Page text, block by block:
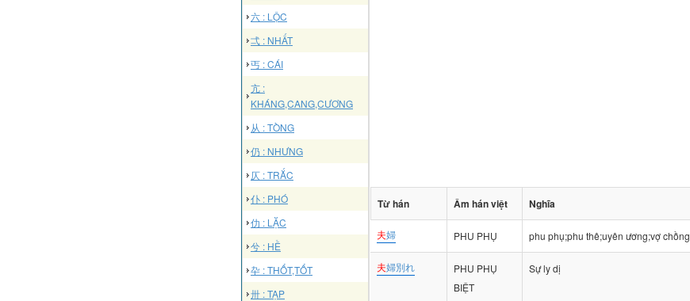
六 : LỘC
弌 : NHẤT
丐 : CÁI
亢 :
KHÁNG,CANG,CƯƠNG
从 : TÒNG
仍 : NHƯNG
仄 : TRẮC
仆 : PHÓ
仂 : LẶC
兮 : HỀ
卆 : THỐT,TỐT
卅 : TẠP
Từ hán Âm hán việt Nghĩa
夫婦 PHU PHỤ phu phụ;phu thê;uyên ương;vợ chồng
夫婦別れ
PHU PHỤ
BIỆT
Sự ly dị